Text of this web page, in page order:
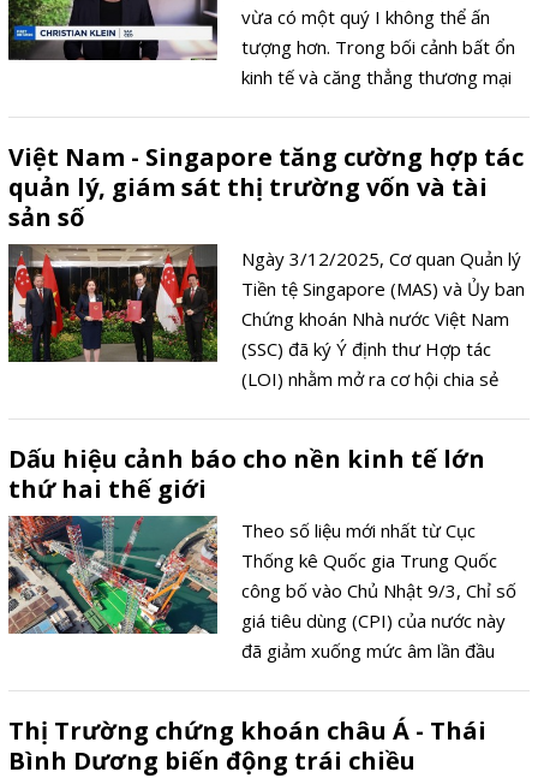
vừa có một quý I không thể ấn
tượng hơn. Trong bối cảnh bất ổn
kinh tế và căng thẳng thương mại
lợi nhuận vượt xa dự báo, kéo theo
cổ phiếu tăng vọt hơn 10% chỉ
Việt Nam - Singapore tăng cường hợp tác
quản lý, giám sát thị trường vốn và tài
sản số
Ngày 3/12/2025, Cơ quan Quản lý
Tiền tệ Singapore (MAS) và Ủy ban
Chứng khoán Nhà nước Việt Nam
(SSC) đã ký Ý định thư Hợp tác
(LOI) nhằm mở ra cơ hội chia sẻ
chính, đặc biệt trong lĩnh vực tài
Dấu hiệu cảnh báo cho nền kinh tế lớn
thứ hai thế giới
Theo số liệu mới nhất từ Cục
Thống kê Quốc gia Trung Quốc
công bố vào Chủ Nhật 9/3, Chỉ số
giá tiêu dùng (CPI) của nước này
đã giảm xuống mức âm lần đầu
kinh tế lớn thứ hai thế giới.
Thị Trường chứng khoán châu Á - Thái
Bình Dương biến động trái chiều